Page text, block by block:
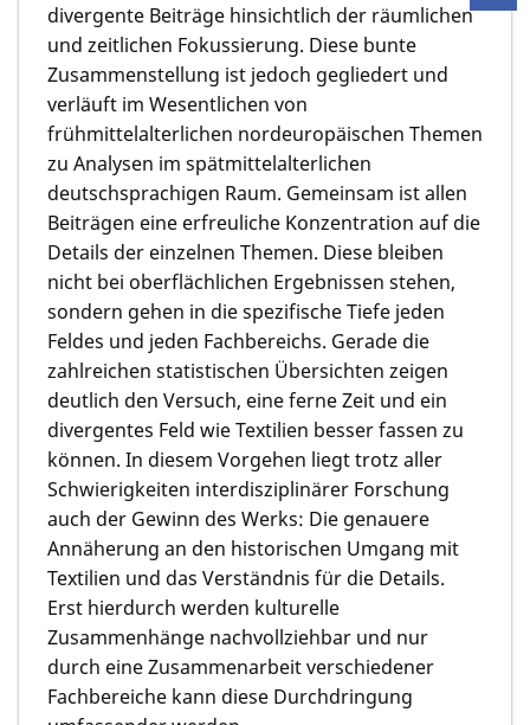
divergente Beiträge hinsichtlich der räumlichen
und zeitlichen Fokussierung. Diese bunte
Zusammenstellung ist jedoch gegliedert und
verläuft im Wesentlichen von
frühmittelalterlichen nordeuropäischen Themen
zu Analysen im spätmittelalterlichen
deutschsprachigen Raum. Gemeinsam ist allen
Beiträgen eine erfreuliche Konzentration auf die
Details der einzelnen Themen. Diese bleiben
nicht bei oberflächlichen Ergebnissen stehen,
sondern gehen in die spezifische Tiefe jeden
Feldes und jeden Fachbereichs. Gerade die
zahlreichen statistischen Übersichten zeigen
deutlich den Versuch, eine ferne Zeit und ein
divergentes Feld wie Textilien besser fassen zu
können. In diesem Vorgehen liegt trotz aller
Schwierigkeiten interdisziplinärer Forschung
auch der Gewinn des Werks: Die genauere
Annäherung an den historischen Umgang mit
Textilien und das Verständnis für die Details.
Erst hierdurch werden kulturelle
Zusammenhänge nachvollziehbar und nur
durch eine Zusammenarbeit verschiedener
Fachbereiche kann diese Durchdringung